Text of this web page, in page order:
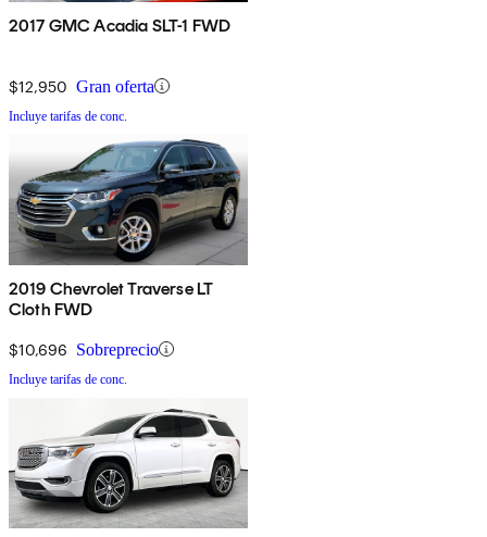
2017 GMC Acadia SLT-1 FWD
$12,950 Gran oferta
Incluye tarifas de conc.
2019 Chevrolet Traverse LT
Cloth FWD
$10,696 Sobreprecio
Incluye tarifas de conc.